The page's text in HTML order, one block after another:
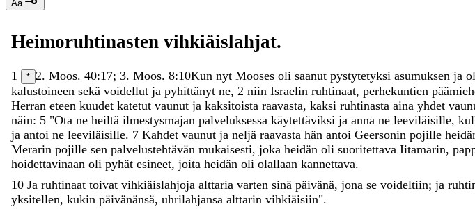
Aa
Heimoruhtinasten vihkiäislahjat.
1 * 2. Moos. 40:17; 3. Moos. 8:10Kun nyt Mooses oli saanut pystytetyksi asumuksen ja
kalustoineen sekä voidellut ja pyhittänyt ne, 2 niin Israelin ruhtinaat, perhekuntien
Herran eteen kuudet katetut vaunut ja kaksitoista raavasta, kaksi ruhtinasta aina yhdet
näin: 5 "Ota ne heiltä ilmestysmajan palveluksessa käytettäviksi ja anna ne leeviläisille,
ja antoi ne leeviläisille. 7 Kahdet vaunut ja neljä raavasta hän antoi Geersonin pojille
Merarin pojille sen palvelustehtävän mukaisesti, joka heidän oli suoritettava Iitamarin,
hoidettavinaan oli pyhät esineet, joita heidän oli olallaan kannettava.
10 Ja ruhtinaat toivat vihkiäislahjoja alttaria varten sinä päivänä, jona se voideltiin; ja
yksitellen, kukin päivänänsä, uhrilahjansa alttarin vihkiäisiin".